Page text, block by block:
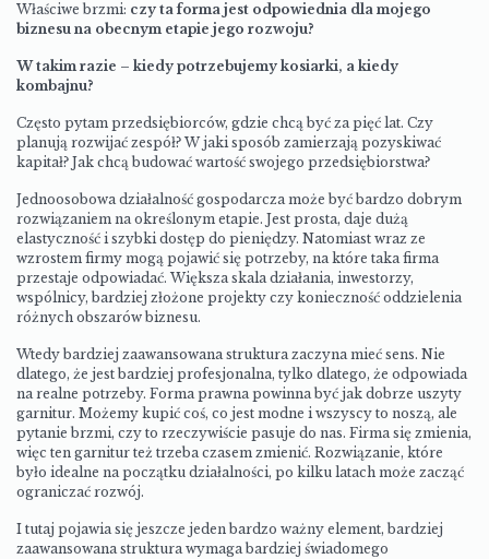
Właściwe brzmi: czy ta forma jest odpowiednia dla mojego
biznesu na obecnym etapie jego rozwoju?
W takim razie – kiedy potrzebujemy kosiarki, a kiedy
kombajnu?
Często pytam przedsiębiorców, gdzie chcą być za pięć lat. Czy
planują rozwijać zespół? W jaki sposób zamierzają pozyskiwać
kapitał? Jak chcą budować wartość swojego przedsiębiorstwa?
Jednoosobowa działalność gospodarcza może być bardzo dobrym
rozwiązaniem na określonym etapie. Jest prosta, daje dużą
elastyczność i szybki dostęp do pieniędzy. Natomiast wraz ze
wzrostem firmy mogą pojawić się potrzeby, na które taka firma
przestaje odpowiadać. Większa skala działania, inwestorzy,
wspólnicy, bardziej złożone projekty czy konieczność oddzielenia
różnych obszarów biznesu.
Wtedy bardziej zaawansowana struktura zaczyna mieć sens. Nie
dlatego, że jest bardziej profesjonalna, tylko dlatego, że odpowiada
na realne potrzeby. Forma prawna powinna być jak dobrze uszyty
garnitur. Możemy kupić coś, co jest modne i wszyscy to noszą, ale
pytanie brzmi, czy to rzeczywiście pasuje do nas. Firma się zmienia,
więc ten garnitur też trzeba czasem zmienić. Rozwiązanie, które
było idealne na początku działalności, po kilku latach może zacząć
ograniczać rozwój.
I tutaj pojawia się jeszcze jeden bardzo ważny element, bardziej
zaawansowana struktura wymaga bardziej świadomego